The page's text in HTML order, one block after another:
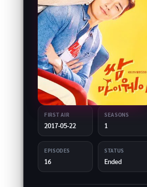
FIRST AIR
2017-05-22
SEASONS
1
EPISODES
16
STATUS
Ended